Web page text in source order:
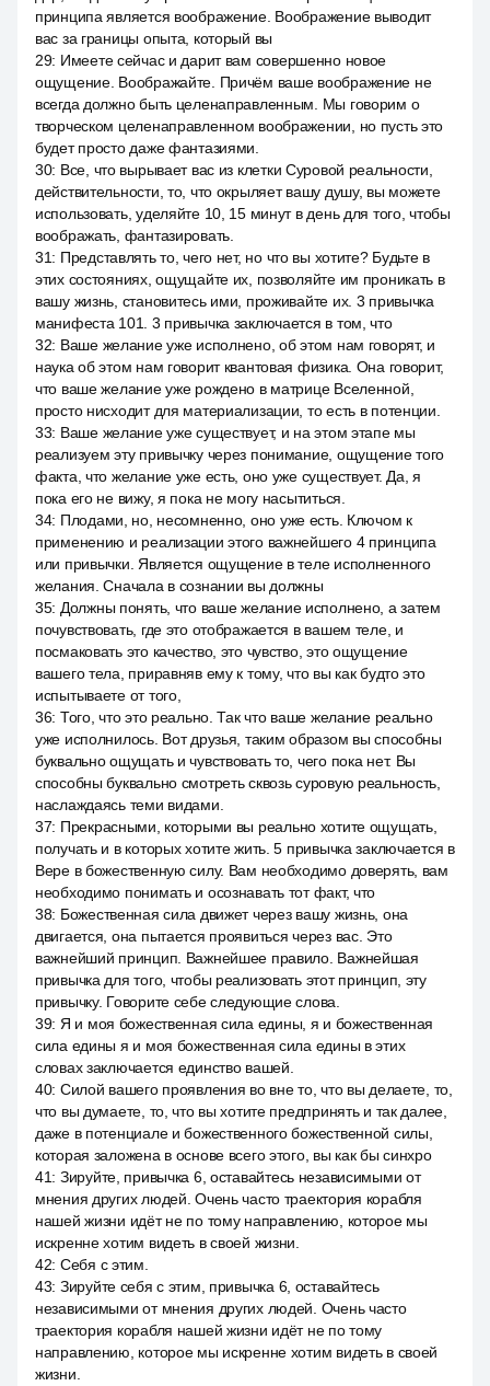
принципа является воображение. Воображение выводит
вас за границы опыта, который вы
29: Имеете сейчас и дарит вам совершенно новое
ощущение. Воображайте. Причём ваше воображение не
всегда должно быть целенаправленным. Мы говорим о
творческом целенаправленном воображении, но пусть это
будет просто даже фантазиями.
30: Все, что вырывает вас из клетки Суровой реальности,
действительности, то, что окрыляет вашу душу, вы можете
использовать, уделяйте 10, 15 минут в день для того, чтобы
воображать, фантазировать.
31: Представлять то, чего нет, но что вы хотите? Будьте в
этих состояниях, ощущайте их, позволяйте им проникать в
вашу жизнь, становитесь ими, проживайте их. 3 привычка
манифеста 101. 3 привычка заключается в том, что
32: Ваше желание уже исполнено, об этом нам говорят, и
наука об этом нам говорит квантовая физика. Она говорит,
что ваше желание уже рождено в матрице Вселенной,
просто нисходит для материализации, то есть в потенции.
33: Ваше желание уже существует, и на этом этапе мы
реализуем эту привычку через понимание, ощущение того
факта, что желание уже есть, оно уже существует. Да, я
пока его не вижу, я пока не могу насытиться.
34: Плодами, но, несомненно, оно уже есть. Ключом к
применению и реализации этого важнейшего 4 принципа
или привычки. Является ощущение в теле исполненного
желания. Сначала в сознании вы должны
35: Должны понять, что ваше желание исполнено, а затем
почувствовать, где это отображается в вашем теле, и
посмаковать это качество, это чувство, это ощущение
вашего тела, приравняв ему к тому, что вы как будто это
испытываете от того,
36: Того, что это реально. Так что ваше желание реально
уже исполнилось. Вот друзья, таким образом вы способны
буквально ощущать и чувствовать то, чего пока нет. Вы
способны буквально смотреть сквозь суровую реальность,
наслаждаясь теми видами.
37: Прекрасными, которыми вы реально хотите ощущать,
получать и в которых хотите жить. 5 привычка заключается в
Вере в божественную силу. Вам необходимо доверять, вам
необходимо понимать и осознавать тот факт, что
38: Божественная сила движет через вашу жизнь, она
двигается, она пытается проявиться через вас. Это
важнейший принцип. Важнейшее правило. Важнейшая
привычка для того, чтобы реализовать этот принцип, эту
привычку. Говорите себе следующие слова.
39: Я и моя божественная сила едины, я и божественная
сила едины я и моя божественная сила едины в этих
словах заключается единство вашей.
40: Силой вашего проявления во вне то, что вы делаете, то,
что вы думаете, то, что вы хотите предпринять и так далее,
даже в потенциале и божественного божественной силы,
которая заложена в основе всего этого, вы как бы синхро
41: Зируйте, привычка 6, оставайтесь независимыми от
мнения других людей. Очень часто траектория корабля
нашей жизни идёт не по тому направлению, которое мы
искренне хотим видеть в своей жизни.
42: Себя с этим.
43: Зируйте себя с этим, привычка 6, оставайтесь
независимыми от мнения других людей. Очень часто
траектория корабля нашей жизни идёт не по тому
направлению, которое мы искренне хотим видеть в своей
жизни.